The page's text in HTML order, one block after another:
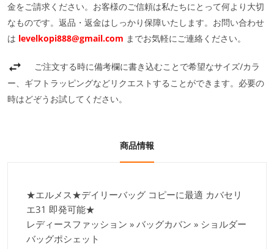
金をご請求ください。お客様のご信頼は私たちにとって何より大切
なものです。返品・返金はしっかり保障いたします。お問い合わせ
は levelkopi888@gmail.com までお気軽にご連絡ください。
ご注文する時に備考欄に書き込むことで希望なサイズ/カラ
ー、ギフトラッピングなどリクエストすることができます。必要の
時はどぞうお試してください。
商品情報
★エルメス★デイリーバッグ コピーに最適 カバセリ
エ31 即発可能★
レディースファッション » バッグカバン » ショルダー
バッグポシェット